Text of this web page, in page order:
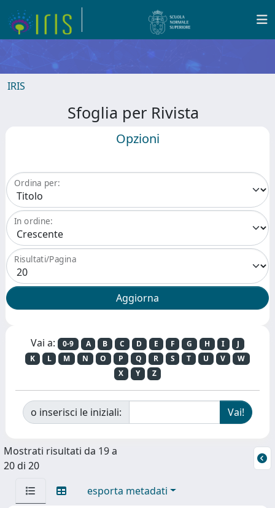
IRIS
Sfoglia per Rivista
Opzioni
Ordina per:
In ordine:
Risultati/Pagina
Vai a: 0-9 A B C D E F G H I
J
K
L M N O P Q R S T U V
W
X
Y Z
o inserisci le iniziali:
Mostrati risultati da 19 a
20 di 20
esporta metadati